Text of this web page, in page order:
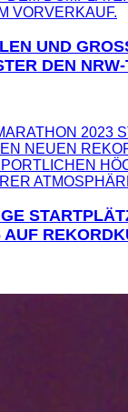
UND
DEN NRW-
AUF